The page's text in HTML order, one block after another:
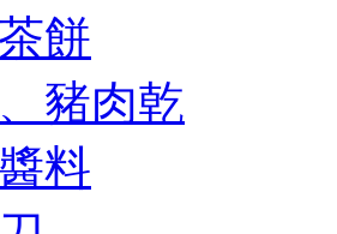
餅
豬肉乾
料